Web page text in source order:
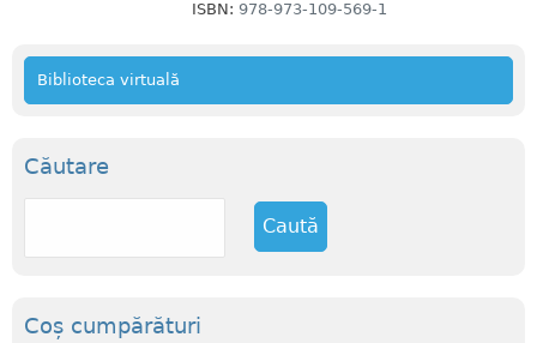
ISBN: 978-973-109-569-1
Biblioteca virtuală
Căutare
C
Coș cumpărături